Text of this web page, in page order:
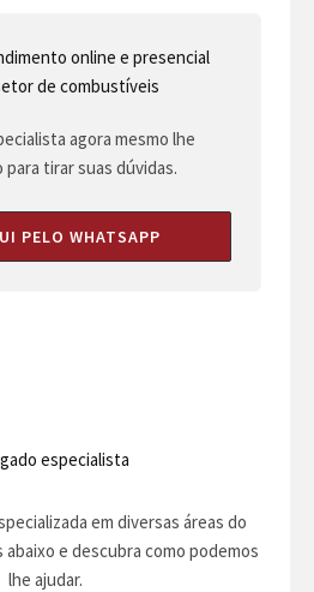
online e presencial
de combustíveis
agora mesmo lhe
para tirar suas dúvidas.
PELO WHATSAPP
especialista
em diversas áreas do
e descubra como podemos
lhe ajudar.